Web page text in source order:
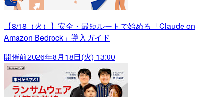
【8/18（火）】安全・最短ルートで始める「Claude on
Amazon Bedrock」導入ガイド
開催前2026年8月18日(火) 13:00